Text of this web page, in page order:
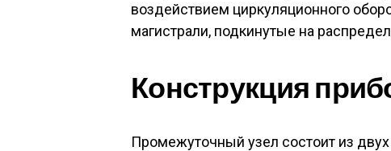
воздействием циркуляционного
магистрали, подкинутые на
Конструкция
Промежуточный узел состоит из